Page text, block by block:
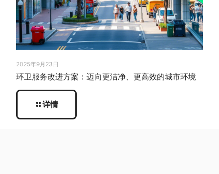
2025年9月23日
环卫服务改进方案：迈向更洁净、更高效的城市环境
详情